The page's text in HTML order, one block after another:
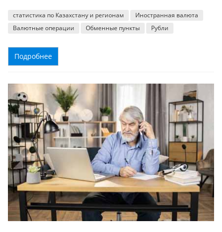
статистика по Казахстану и регионам
Иностранная валюта
Валютные операции
Обменные пункты Рубли
Подробнее